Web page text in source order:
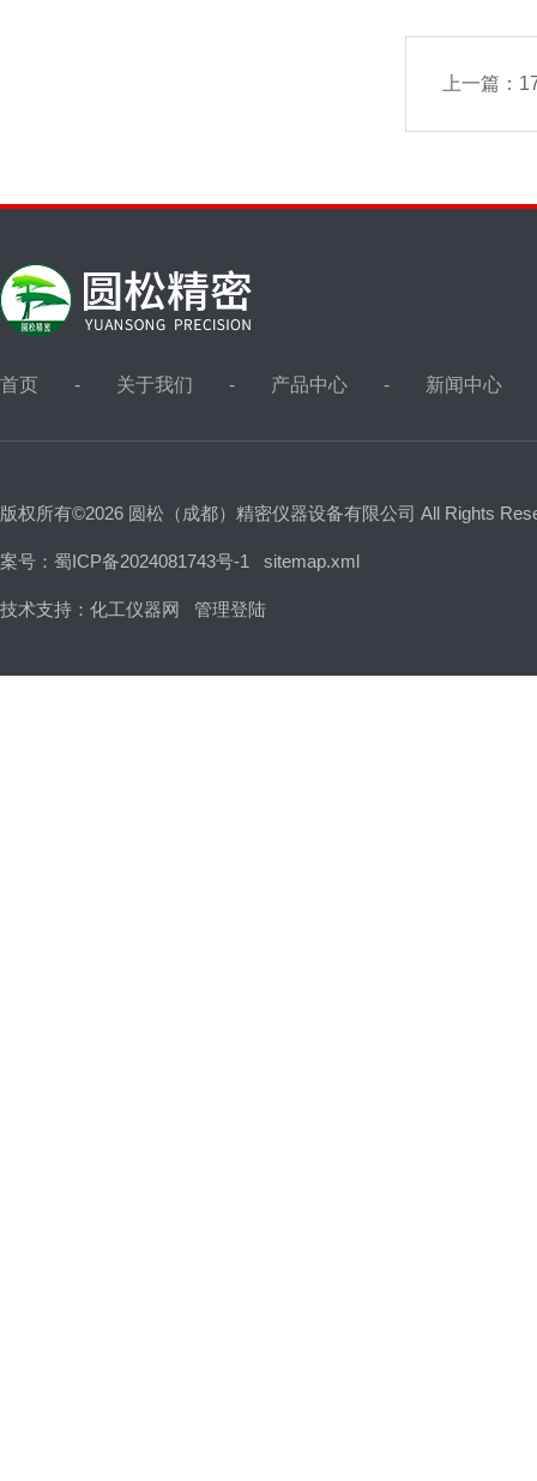
上一篇：
首页 关于我们 产品中心 新闻中心
版权所有©2026 圆松（成都）精密仪器设备有限公司 All Rights
案号：蜀ICP备2024081743号-1 sitemap.xml
技术支持： 化工仪器网 管理登陆